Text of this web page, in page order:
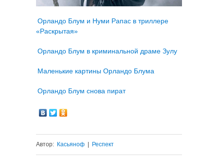
Орландо Блум и Нуми Рапас в триллере
«Раскрытая»
Орландо Блум в криминальной драме Зулу
Маленькие картины Орландо Блума
Орландо Блум снова пират
Автор: Касьяноф | Респект